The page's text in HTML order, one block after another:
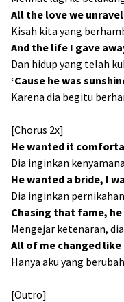
All the love we unravel
Kisah kita yang
And the life I gave
Dan hidup yang telah
‘Cause he was
Karena dia begitu
[Chorus 2x]
He wanted it
Dia inginkan
He wanted a bride, I
Dia inginkan
Chasing that fame,
Mengejar ketenaran,
All of me changed
Hanya aku yang
[Outro]